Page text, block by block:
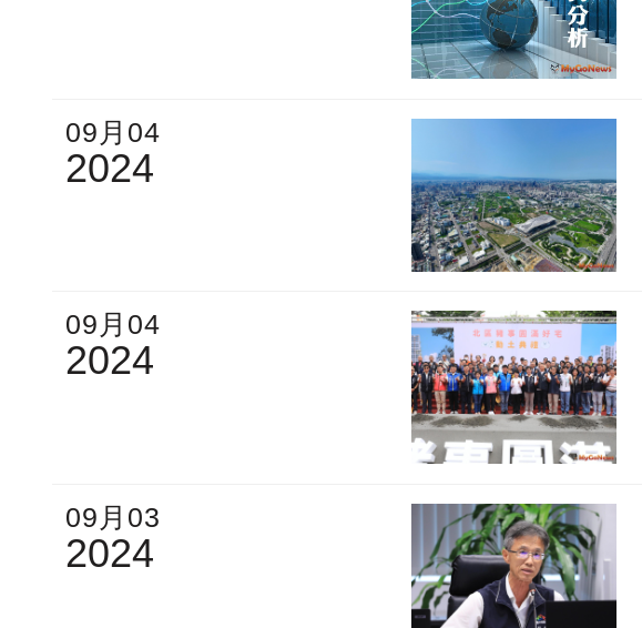
09月04
2024
09月04
2024
09月03
2024